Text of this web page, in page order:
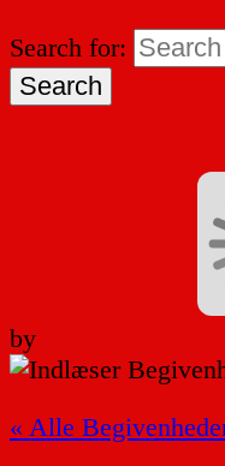
Search for:
by
« Alle